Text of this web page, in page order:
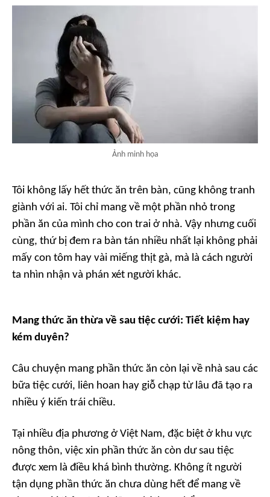
Ảnh minh họa
Tôi không lấy hết thức ăn trên bàn, cũng không tranh
giành với ai. Tôi chỉ mang về một phần nhỏ trong
phần ăn của mình cho con trai ở nhà. Vậy nhưng cuối
cùng, thứ bị đem ra bàn tán nhiều nhất lại không phải
mấy con tôm hay vài miếng thịt gà, mà là cách người
ta nhìn nhận và phán xét người khác.
Mang thức ăn thừa về sau tiệc cưới: Tiết kiệm hay
kém duyên?
Câu chuyện mang phần thức ăn còn lại về nhà sau các
bữa tiệc cưới, liên hoan hay giỗ chạp từ lâu đã tạo ra
nhiều ý kiến trái chiều.
Tại nhiều địa phương ở Việt Nam, đặc biệt ở khu vực
nông thôn, việc xin phần thức ăn còn dư sau tiệc
được xem là điều khá bình thường. Không ít người
tận dụng phần thức ăn chưa dùng hết để mang về